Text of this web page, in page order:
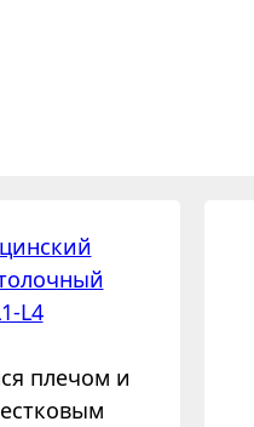
L4
плечом и